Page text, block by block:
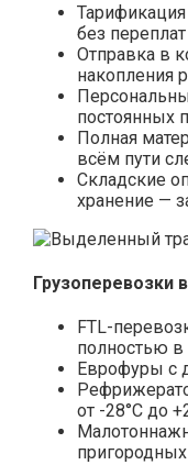
без переплат
Отправка в
накопления
постоянных
Полная
всём пути
Складские
хранение —
Грузоперевозки
FTL-
полностью
Еврофуры с
от -28°С до